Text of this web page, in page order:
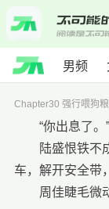
男频
Chapter30 强行喂狗粮
“你出息了。”
陆盛恨铁不
车，解开安全带
周佳睫毛微